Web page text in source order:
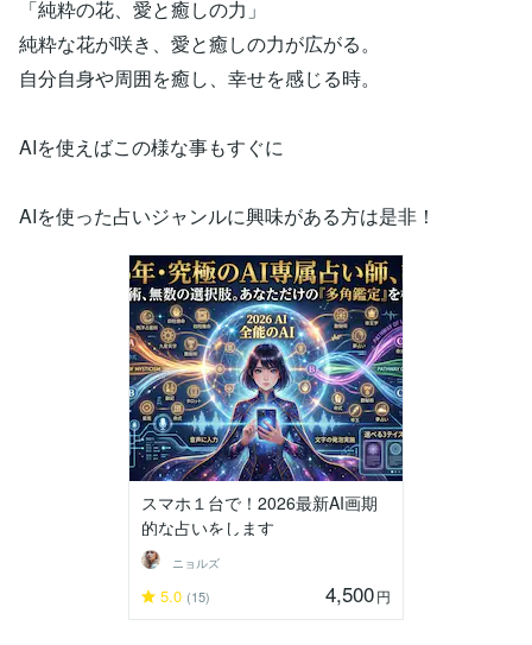
「純粋の花、愛と癒しの力」
純粋な花が咲き、愛と癒しの力が広がる。
自分自身や周囲を癒し、幸せを感じる時。
AIを使えばこの様な事もすぐに
AIを使った占いジャンルに興味がある方は是非！
スマホ１台で！2026最新AI画期
的な占いをします
ニョルズ
5.0 (15) 4,500円